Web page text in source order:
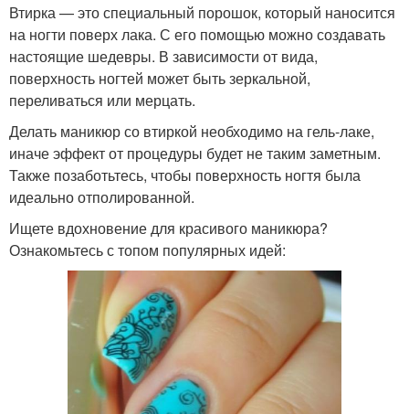
Втирка — это специальный порошок, который наносится
на ногти поверх лака. С его помощью можно создавать
настоящие шедевры. В зависимости от вида,
поверхность ногтей может быть зеркальной,
переливаться или мерцать.
Делать маникюр со втиркой необходимо на гель-лаке,
иначе эффект от процедуры будет не таким заметным.
Также позаботьтесь, чтобы поверхность ногтя была
идеально отполированной.
Ищете вдохновение для красивого маникюра?
Ознакомьтесь с топом популярных идей: